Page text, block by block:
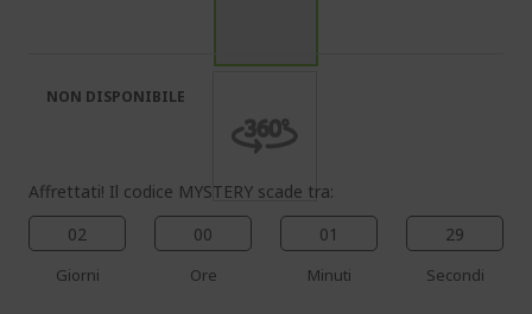
immagini
immagini
Affrettati! Il codice MYSTERY scade tra:
02
Giorni
00
Ore
01
Minuti
29
Secondi
NON DISPONIBILE